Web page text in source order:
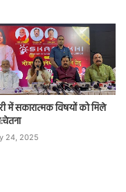
में सकारात्मक विषयों को मिले
24, 2025